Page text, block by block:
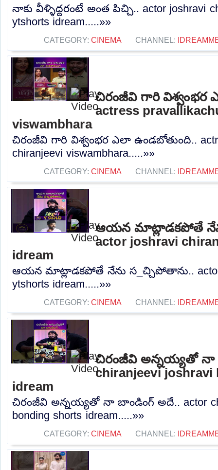
నాకు వీళ్ళిద్దరంటే అంత పిచ్చి.. actor joshravi
ytshorts idream.....»»
CATEGORY: CINEMA CHANNEL:
చిరంజీవి గారి విశ్వంభర
actress
viswambhara
చిరంజీవి గారి విశ్వంభర ఎలా ఉండబోతుంది..
chiranjeevi viswambhara.....»»
CATEGORY: CINEMA CHANNEL:
ఆయన మాట్లాడకపోతే
actor joshravi
idream
ఆయన మాట్లాడకపోతే నేను స_చ్చిపోతాను.. actor
ytshorts idream.....»»
CATEGORY: CINEMA CHANNEL:
చిరంజీవి అన్నయ్యతో నా
chiranjeevi
idream
చిరంజీవి అన్నయ్యతో నా బాండింగ్ అదే.. actor
bonding shorts idream.....»»
CATEGORY: CINEMA CHANNEL: